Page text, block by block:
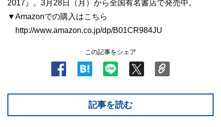
2017』。3月28日（月）から全国有名書店で発売中。
▼Amazonでの購入はこちら
http://www.amazon.co.jp/dp/B01CR984JU
この記事をシェア
記事を読む